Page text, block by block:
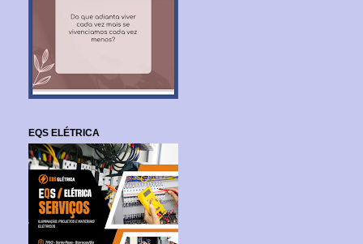
EQS ELÉTRICA